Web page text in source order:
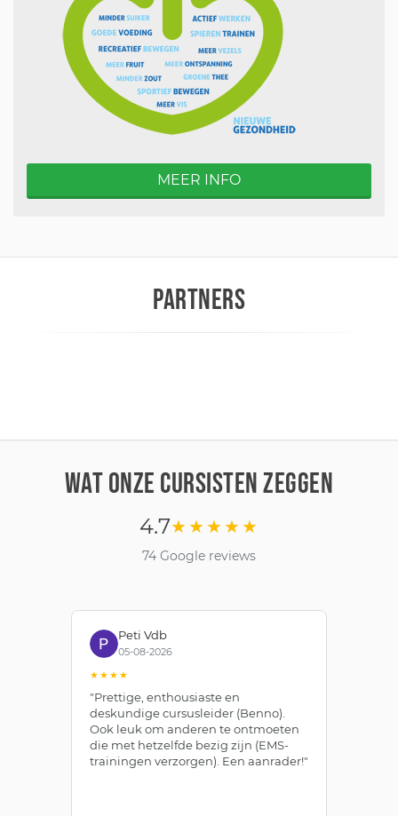
MEER INFO
PARTNERS
WAT ONZE CURSISTEN ZEGGEN
4.7★★★★★
74 Google reviews
Peti Vdb
05-08-2026
★★★★
"Prettige, enthousiaste en
deskundige cursusleider (Benno).
Ook leuk om anderen te ontmoeten
die met hetzelfde bezig zijn (EMS-
trainingen verzorgen). Een aanrader!"